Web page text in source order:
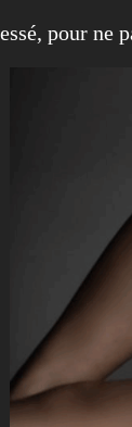
pour ne